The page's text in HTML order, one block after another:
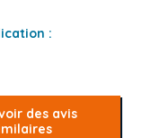
:
des avis